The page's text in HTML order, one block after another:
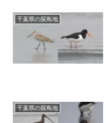
千葉県の探鳥地
千葉県の探鳥地